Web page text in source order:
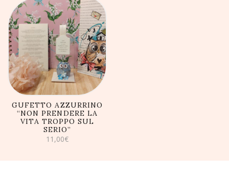
AGGIUNGI AL
CARRELLO
GUFETTO AZZURRINO
“NON PRENDERE LA
VITA TROPPO SUL
SERIO”
11,00€